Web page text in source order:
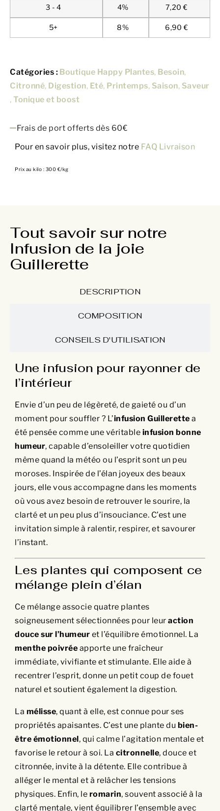
3 - 4 4% 7,20€
5+ 8% 6,90€
Catégories : Boutique Happy Plantes, Besoin,
Citronné, Digestion, Eté, Printemps, Saison, Saveur
, Tonique et boost
Frais de port offerts dès 60€
Pour en savoir plus, visitez notre FAQ Livraison
Prix au kilo : 300 €/kg
Tout savoir sur notre
Infusion de la joie
Guillerette
DESCRIPTION
COMPOSITION
CONSEILS D'UTILISATION
Une infusion pour rayonner de
l’intérieur
Envie d’un peu de légèreté, de gaieté ou d’un
moment pour souffler ? L’infusion Guillerette a
été pensée comme une véritable infusion bonne
humeur, capable d’ensoleiller votre quotidien
même quand la météo ou l’esprit sont un peu
moroses. Inspirée de l’élan joyeux des beaux
jours, elle vous accompagne dans les moments
où vous avez besoin de retrouver le sourire, la
clarté et un peu plus d’insouciance. C’est une
invitation simple à ralentir, respirer, et savourer
l’instant.
Les plantes qui composent ce
mélange plein d’élan
Ce mélange associe quatre plantes
soigneusement sélectionnées pour leur action
douce sur l’humeur et l’équilibre émotionnel. La
menthe poivrée apporte une fraîcheur
immédiate, vivifiante et stimulante. Elle aide à
recentrer l’esprit, donne un petit coup de fouet
naturel et soutient également la digestion.
La mélisse, quant à elle, est connue pour ses
propriétés apaisantes. C’est une plante du bien-
être émotionnel, qui calme l’agitation mentale et
favorise le retour à soi. La citronnelle, douce et
citronnée, invite à la détente. Elle contribue à
alléger le mental et à relâcher les tensions
physiques. Enfin, le romarin, souvent associé à la
clarté mentale, vient équilibrer l’ensemble avec